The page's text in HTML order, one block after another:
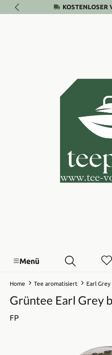
Zum Hauptinhalt springen
KOSTENLOSER
Menü
Home Tee aromatisiert Earl Grey
Grüntee Earl Grey
FP
Bildergalerie überspringen